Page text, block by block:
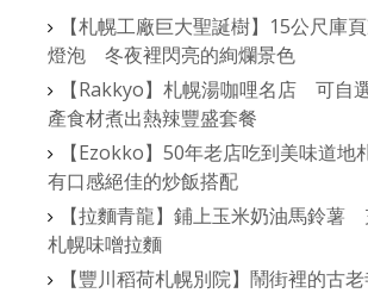
【札幌工廠巨大聖誕樹】15公尺庫
燈泡 冬夜裡閃亮的絢爛景色
【Rakkyo】札幌湯咖哩名店 可自
產食材煮出熱辣豐盛套餐
【Ezokko】50年老店吃到美味道
有口感絕佳的炒飯搭配
【拉麵青龍】鋪上玉米奶油馬鈴薯
札幌味噌拉麵
【豐川稻荷札幌別院】鬧街裡的古